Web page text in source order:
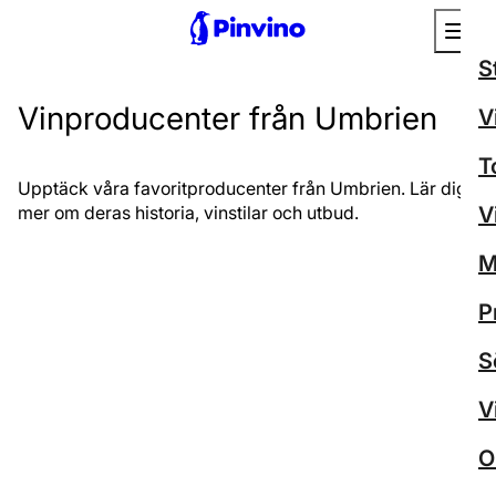
Vinproducenter från Umbrien
Upptäck våra favoritproducenter från Umbrien. Lär dig
mer om deras historia, vinstilar och utbud.